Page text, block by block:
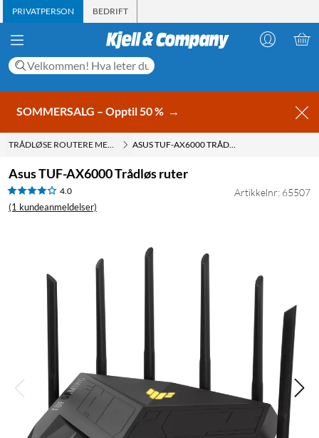
PRIVATPERSON BEDRIFT
SOMMERSALG – Opptil 50 % →
TRÅDLØSE ROUTERE MED WIFI ASUS TUF-AX6000 TRÅDLØS RUTER
Asus TUF-AX6000 Trådløs ruter
4.0
(1 kundeanmeldelser)
Artikkelnr: 65507